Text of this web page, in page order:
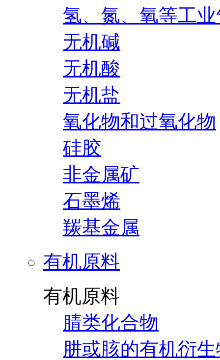
氢、氮、氧等工
无机碱
无机酸
无机盐
氧化物和过氧化物
硅胶
非金属矿
石墨烯
羰基金属
有机原料
有机原料
腈类化合物
肼或胲的有机衍